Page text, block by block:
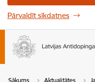
Pārvaldīt sīkdatnes
Sākums Aktualitātes